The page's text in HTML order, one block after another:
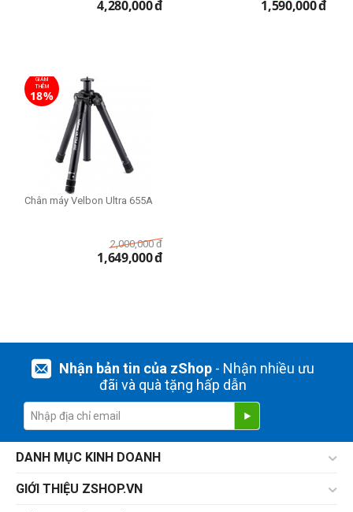
4,280,000đ 1,590,000đ
GIẢM
THÊM
18%
Chân máy Velbon Ultra 655A
2,000,000 đ
1,649,000đ
Nhận bản tin của zShop- Nhận nhiều ưu
đãi và quà tặng hấp dẫn
DANH MỤC KINH DOANH
GIỚI THIỆU ZSHOP.VN